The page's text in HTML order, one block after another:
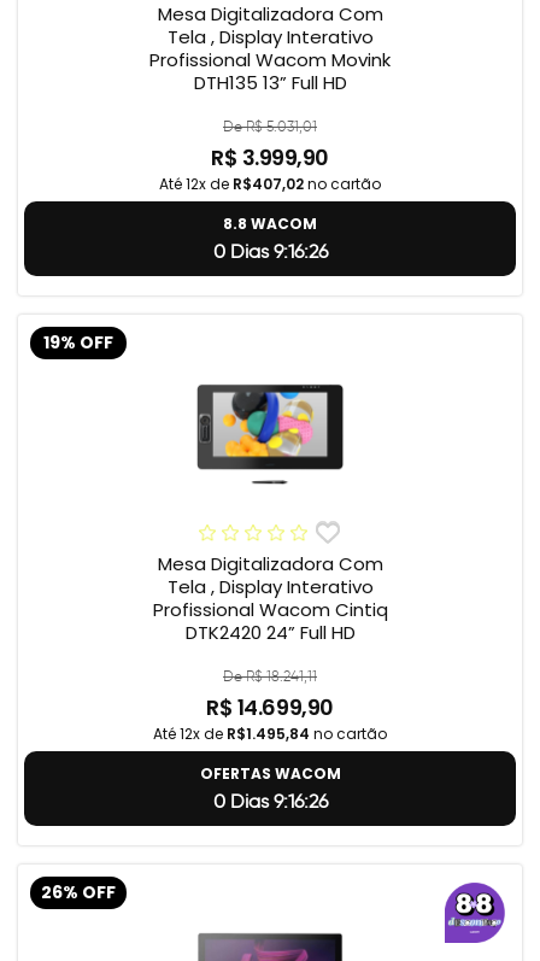
Mesa Digitalizadora Com
Tela , Display Interativo
Profissional Wacom Movink
DTH135 13” Full HD
De R$ 5.031,01
R$ 3.999,90
Até 12x de R$407,02no cartão
8.8 WACOM
0 Dias 9:16:25
19% OFF
Mesa Digitalizadora Com
Tela , Display Interativo
Profissional Wacom Cintiq
DTK2420 24” Full HD
De R$ 18.241,11
R$ 14.699,90
Até 12x de R$1.495,84 no cartão
OFERTAS WACOM
0 Dias 9:16:25
26% OFF